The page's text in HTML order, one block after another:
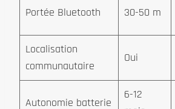
Portée Bluetooth 30-50 m
Localisation
communautaire
Oui
Autonomie batterie
6-12